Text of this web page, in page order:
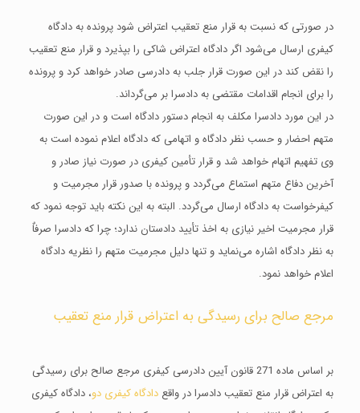
در صورتی که نسبت به قرار منع تعقیب اعتراض شود پرونده به دادگاه
کیفری ارسال می‌شود اگر دادگاه اعتراض شاکی را بپذیرد و قرار منع تعقیب
را نقض کند در این صورت قرار جلب به دادرسی صادر خواهد کرد و پرونده
را برای انجام اقدامات مقتضی به دادسرا بر می‌گرداند.
در این مورد دادسرا مکلف به انجام دستور دادگاه است و در این صورت
متهم احضار و حسب نظر دادگاه و اتهامی که دادگاه اعلام نموده است به
وی تفهیم اتهام خواهد شد و قرار تأمین کیفری در صورت نیاز صادر و
آخرین دفاع متهم استماع می‌گردد و پرونده با صدور قرار مجرمیت و
کیفرخواست به دادگاه ارسال می‌گردد. البته به این نکته باید توجه نمود که
قرار مجرمیت اخیر نیازی به اخذ تأیید دادستان ندارد؛ چرا که دادسرا صرفاٌ
به نظر دادگاه اشاره می‌نماید و تنها دلیل مجرمیت متهم را نظریه دادگاه
اعلام خواهد نمود.
مرجع صالح برای رسیدگی به اعتراض قرار منع تعقیب
بر اساس ماده 271 قانون آیین دادرسی ‌کیفری مرجع صالح برای رسیدگی
به اعتراض قرار منع تعقیب دادسرا در واقع دادگاه کیفری دو، دادگاه کیفری